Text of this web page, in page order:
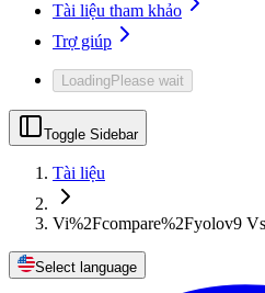
Tài liệu tham khảo
Trợ giúp
LoadingPlease wait
Toggle Sidebar
Tài liệu
Vi%2Fcompare%2Fyolov9
Select language